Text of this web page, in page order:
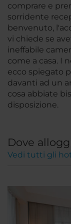
comprare e
sorridente
benvenuto,
vi chiede se
ineffabile
come a casa. I
ecco spiegato
davanti ad un
cosa abbiate
disposizione.
Dove
Vedi tutti gli